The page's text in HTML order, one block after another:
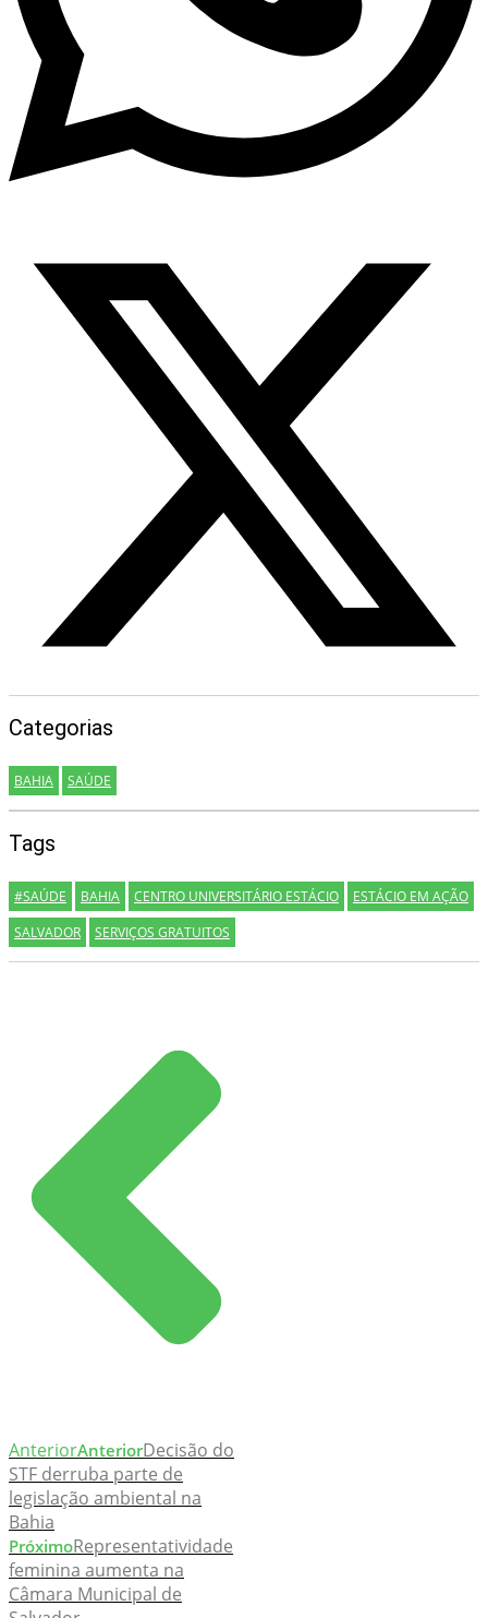
Categorias
BAHIA SAÚDE
Tags
#SAÚDE BAHIA CENTRO UNIVERSITÁRIO ESTÁCIO
ESTÁCIO EM AÇÃO
SALVADOR
SERVIÇOS GRATUITOS
AnteriorAnteriorDecisão do
STF derruba parte de
legislação ambiental na
Bahia
PróximoRepresentatividade
feminina aumenta na
Câmara Municipal de